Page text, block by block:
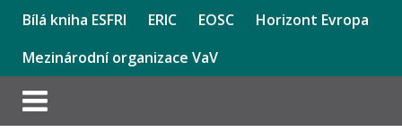
Bílá kniha ESFRI
ERIC EOSC
Horizont Evropa
Mezinárodní organizace VaV